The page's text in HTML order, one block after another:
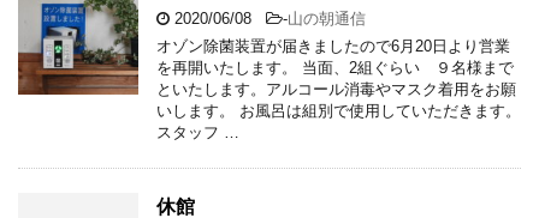
2020/06/08 -山の朝通信
オゾン除菌装置が届きましたので6月20日より営業
を再開いたします。 当面、2組ぐらい ９名様まで
といたします。アルコール消毒やマスク着用をお願
いします。 お風呂は組別で使用していただきます。
スタッフ …
休館